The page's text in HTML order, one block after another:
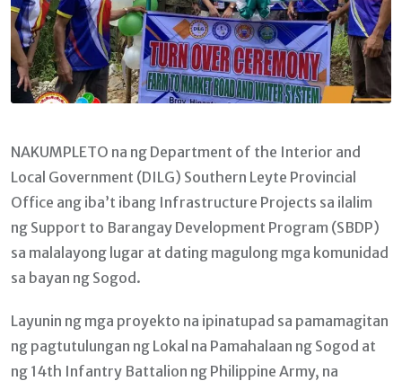
NAKUMPLETO na ng Department of the Interior and
Local Government (DILG) Southern Leyte Provincial
Office ang iba’t ibang Infrastructure Projects sa ilalim
ng Support to Barangay Development Program (SBDP)
sa malalayong lugar at dating magulong mga komunidad
sa bayan ng Sogod.
Layunin ng mga proyekto na ipinatupad sa pamamagitan
ng pagtutulungan ng Lokal na Pamahalaan ng Sogod at
ng 14th Infantry Battalion ng Philippine Army, na